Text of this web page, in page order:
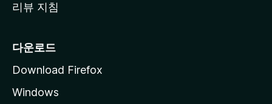
리뷰 지침
다운로드
Download Firefox
Windows